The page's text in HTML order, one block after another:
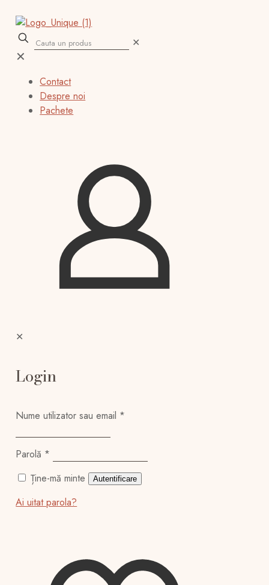
✕
✕
Contact
Despre noi
Pachete
✕
Login
Nume utilizator sau email *
Parolă *
Ține-mă minte
Autentificare
Ai uitat parola?